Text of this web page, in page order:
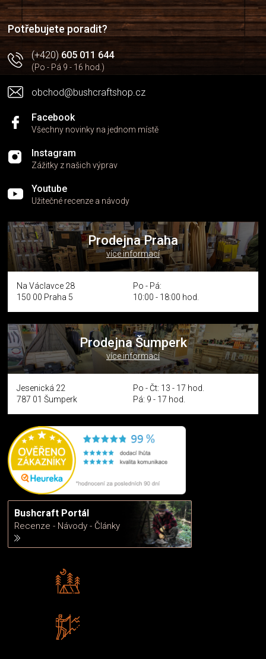
t
í
Potřebujete poradit?
(+420)605 011 644
(Po - Pá 9 - 16 hod.)
obchod@bushcraftshop.cz
Facebook
Všechny novinky na jednom místě
Instagram
Zážitky z našich výprav
Youtube
Užitečné recenze a návody
Prodejna Praha
více informací
Na Václavce 28
150 00 Praha 5
Po - Pá:
10:00 - 18:00 hod.
Prodejna Šumperk
více informací
Jesenická 22
787 01 Šumperk
Po - Čt: 13 - 17 hod.
Pá: 9 - 17 hod.
Bushcraft Portál
Recenze - Návody - Články